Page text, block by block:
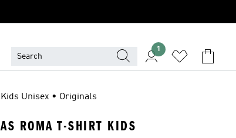
1
Kids Unisex • Originals
AS ROMA T-SHIRT KIDS